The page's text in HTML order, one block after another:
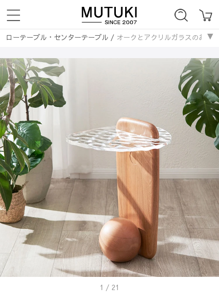
ローテーブル・センターテーブル / オークとアクリルガラスのお
ローテーブル・センターテーブル
オークとアクリ
ローテーブル・センターテーブル
オークとアク
1 / 21